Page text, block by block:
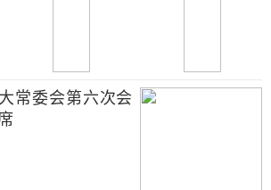
常委会第六次会